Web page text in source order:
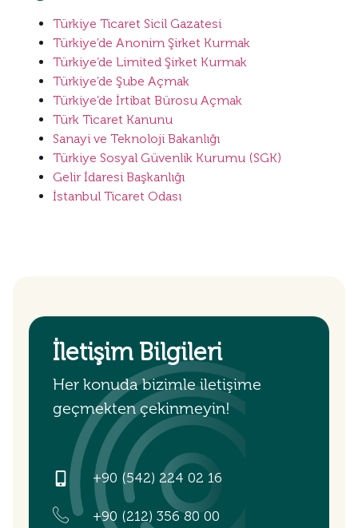
Türkiye Ticaret Sicil Gazatesi
Türkiye’de Anonim Şirket Kurmak
Türkiye’de Limited Şirket Kurmak
Türkiye’de Şube Açmak
Türkiye’de İrtibat Bürosu Açmak
Türk Ticaret Kanunu
Sanayi ve Teknoloji Bakanlığı
Türkiye Sosyal Güvenlik Kurumu (SGK)
Gelir İdaresi Başkanlığı
İstanbul Ticaret Odası
İletişim Bilgileri
Her konuda bizimle iletişime
geçmekten çekinmeyin!
+90 (542) 224 02 16
+90 (212) 356 80 00